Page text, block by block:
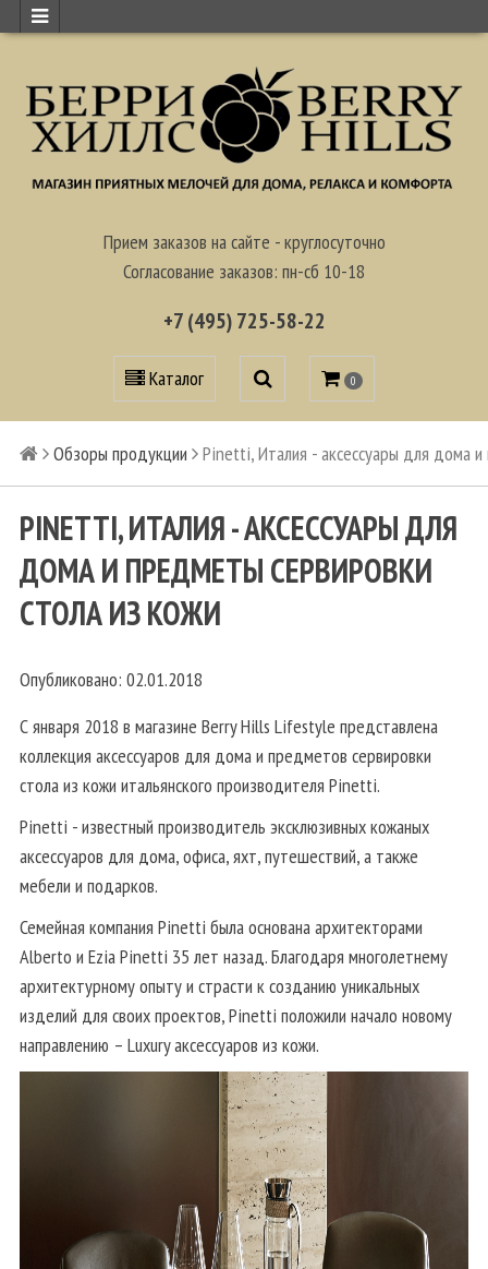
Прием заказов на сайте - круглосуточно
Согласование заказов: пн-сб 10-18
+7 (495) 725-58-22
Каталог 0
Обзоры продукции Pinetti, Италия - аксессуары для дома
PINETTI, ИТАЛИЯ - АКСЕССУАРЫ ДЛЯ
ДОМА И ПРЕДМЕТЫ СЕРВИРОВКИ
СТОЛА ИЗ КОЖИ
Опубликовано: 02.01.2018
С января 2018 в магазине Berry Hills Lifestyle представлена
коллекция аксессуаров для дома и предметов сервировки
стола из кожи итальянского производителя Pinetti.
Pinetti - известный производитель эксклюзивных кожаных
аксессуаров для дома, офиса, яхт, путешествий, а также
мебели и подарков.
Семейная компания Pinetti была основана архитекторами
Alberto и Ezia Pinetti 35 лет назад. Благодаря многолетнему
архитектурному опыту и страсти к созданию уникальных
изделий для своих проектов, Pinetti положили начало новому
направлению – Luxury аксессуаров из кожи.